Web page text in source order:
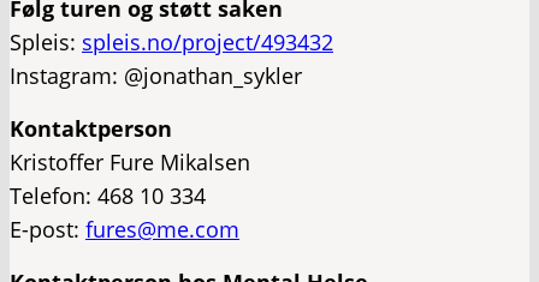
Følg turen og støtt saken
Spleis: spleis.no/project/493432
Instagram: @jonathan_sykler
Kontaktperson
Kristoffer Fure Mikalsen
Telefon: 468 10 334
E-post: fures@me.com